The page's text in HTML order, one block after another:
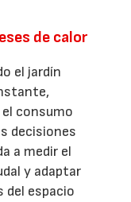
de calor
el jardín
consumo
decisiones
a medir el
y adaptar
del espacio